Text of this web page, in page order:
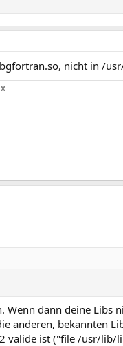
nicht in /
Wenn dann deine Libs
anderen, bekannten
valide ist ("file /usr/lib/